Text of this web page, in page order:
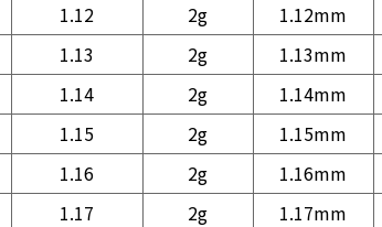
1.12 2g 1.12mm
1.13 2g 1.13mm
1.14 2g 1.14mm
1.15 2g 1.15mm
1.16 2g 1.16mm
1.17 2g 1.17mm